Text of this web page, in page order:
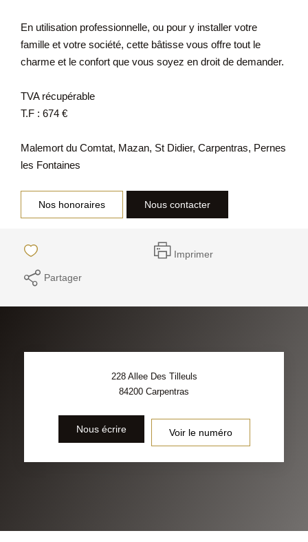
En utilisation professionnelle, ou pour y installer votre
famille et votre société, cette bâtisse vous offre tout le
charme et le confort que vous soyez en droit de demander.
TVA récupérable
T.F : 674 €
Malemort du Comtat, Mazan, St Didier, Carpentras, Pernes
les Fontaines
Nos honoraires Nous contacter
Imprimer
Partager
228 Allee Des Tilleuls
84200 Carpentras
Nous écrire Voir le numéro